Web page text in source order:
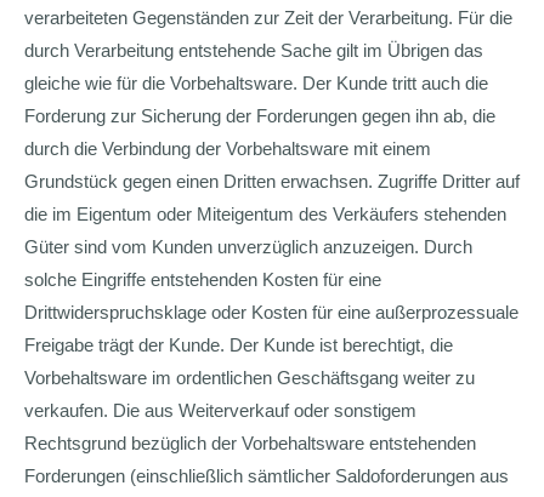
verarbeiteten Gegenständen zur Zeit der Verarbeitung. Für die
durch Verarbeitung entstehende Sache gilt im Übrigen das
gleiche wie für die Vorbehaltsware. Der Kunde tritt auch die
Forderung zur Sicherung der Forderungen gegen ihn ab, die
durch die Verbindung der Vorbehaltsware mit einem
Grundstück gegen einen Dritten erwachsen. Zugriffe Dritter auf
die im Eigentum oder Miteigentum des Verkäufers stehenden
Güter sind vom Kunden unverzüglich anzuzeigen. Durch
solche Eingriffe entstehenden Kosten für eine
Drittwiderspruchsklage oder Kosten für eine außerprozessuale
Freigabe trägt der Kunde. Der Kunde ist berechtigt, die
Vorbehaltsware im ordentlichen Geschäftsgang weiter zu
verkaufen. Die aus Weiterverkauf oder sonstigem
Rechtsgrund bezüglich der Vorbehaltsware entstehenden
Forderungen (einschließlich sämtlicher Saldoforderungen aus